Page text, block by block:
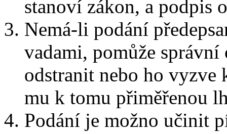
stanoví zákon, a podpis
Nemá-li podání
vadami, pomůže
odstranit nebo ho vyzve
mu k tomu přiměřenou
Podání je možno učinit